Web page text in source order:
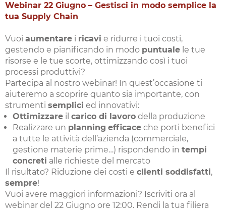
Webinar 22 Giugno – Gestisci in modo semplice la
tua Supply Chain
Vuoi aumentare i ricavi e ridurre i tuoi costi,
gestendo e pianificando in modo puntuale le tue
risorse e le tue scorte, ottimizzando così i tuoi
processi produttivi?
Partecipa al nostro webinar! In quest’occasione ti
aiuteremo a scoprire quanto sia importante, con
strumenti semplici ed innovativi:
Ottimizzare il carico di lavoro della produzione
Realizzare un planning efficace che porti benefici
a tutte le attività dell’azienda (commerciale,
gestione materie prime…) rispondendo in tempi
concreti alle richieste del mercato
Il risultato? Riduzione dei costi e clienti soddisfatti,
sempre!
Vuoi avere maggiori informazioni? Iscriviti ora al
webinar del 22 Giugno ore 12:00. Rendi la tua filiera